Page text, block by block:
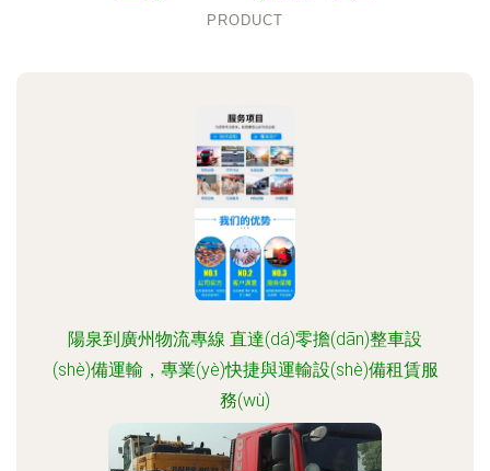
PRODUCT
陽泉到廣州物流專線 直達(dá)零擔(dān)整車設
(shè)備運輸，專業(yè)快捷與運輸設(shè)備租賃服
務(wù)